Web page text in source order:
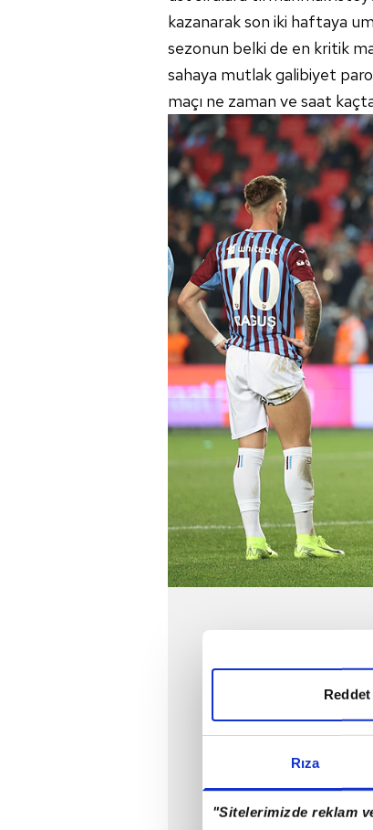
Rıza
"Sitelerimizde reklam
Reddet
kazanarak son iki haftaya
sezonun belki de en kritik
sahaya mutlak galibiyet
maçı ne zaman ve saat